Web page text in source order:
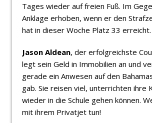
Tages wieder auf freien Fuß. Im
Anklage erhoben, wenn er den
hat in dieser Woche Platz 33 erreicht.
Jason Aldean, der erfolgreichste
legt sein Geld in Immobilien an und
gerade ein Anwesen auf den
gab. Sie reisen viel, unterrichten ihre
wieder in die Schule gehen können.
mit ihrem Privatjet tun!